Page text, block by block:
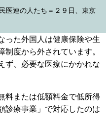
医連の人たち＝２９日、東京
た外国人は健康保険や生
度から外されています。
ず、必要な医療にかかれな
料または低額料金で低所得
診療事業」で対応したのは